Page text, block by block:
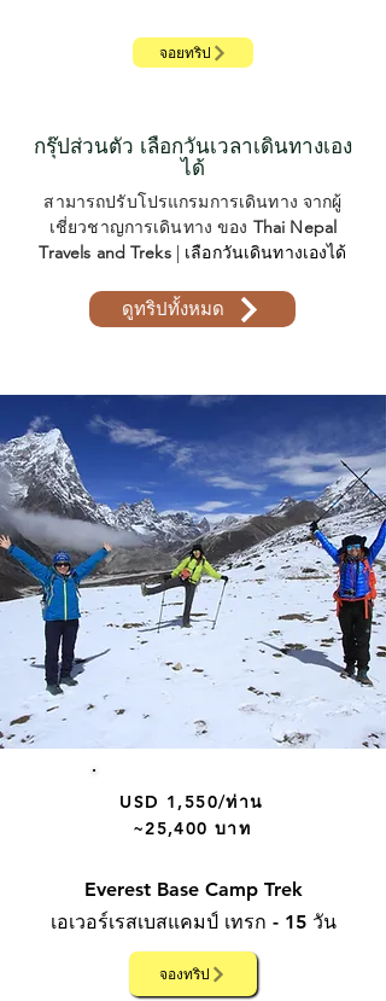
จอยทริป
กรุ๊ปส่วนตัว เลือกวันเวลาเดินทางเอง
ได้
สามารถปรับโปรแกรมการเดินทาง จากผู้
เชี่ยวชาญการเดินทาง ของ Thai Nepal
Travels and Treks | เลือกวันเดินทางเองได้
ดูทริปทั้งหมด
USD 1,550/ท่าน​
~25,400 บาท
Everest Base Camp Trek
เอเวอร์เรสเบสแคมป์ เทรก - 15 วัน
จองทริป